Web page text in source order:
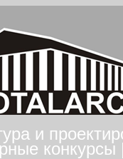
и
конкурсы